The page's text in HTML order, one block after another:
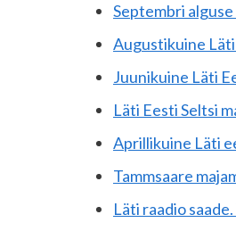
Septembri
Augustikuine
Juunikuine Läti
Läti Eesti Seltsi
Aprillikuine Läti
Tammsaare
Läti raadio